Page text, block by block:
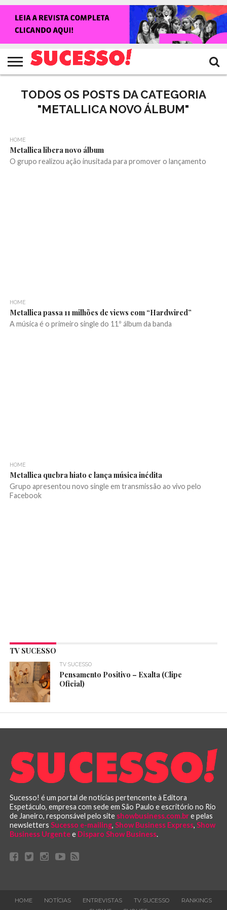
NOTÍCIAS
SHOWS
ENTREVISTAS
CLIQUES
RANKING
CROWLEY
TV
SUCESSO!
REVISTA
SUCESSO!
TODOS OS POSTS DA CATEGORIA
"METALLICA NOVO ÁLBUM"
HOME
Metallica libera novo álbum
O grupo realizou ação inusitada para promover o lançamento
HOME
Metallica passa 11 milhões de views com “Hardwired”
A música é o primeiro single do 11º álbum da banda
HOME
Metallica quebra hiato e lança música inédita
Grupo apresentou novo single em transmissão ao vivo pelo
Facebook
TV SUCESSO
TV SUCESSO
Pensamento Positivo – Exalta (Clipe
Oficial)
Sucesso! é um portal de notícias pertencente à Editora
Espetáculo, empresa com sede em São Paulo e escritório no Rio
de Janeiro, responsável pelo site showbusiness.com.bre pelas
newsletters Sucesso e-mailing, Show Business Express, Show
Business Urgentee Disparo Show Business.
HOME NOTÍCIAS ENTREVISTAS TV SUCESSO
RANKINGS